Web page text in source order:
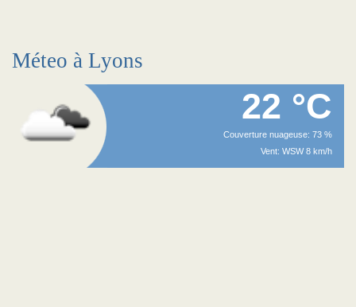
Méteo à Lyons
22 °C
Couverture nuageuse: 73 %
Vent: WSW 8 km/h